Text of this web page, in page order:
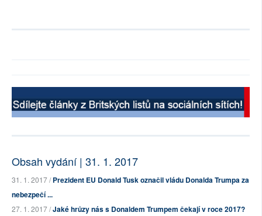
Obsah vydání | 31. 1. 2017
31. 1. 2017 /Prezident EU Donald Tusk označil vládu Donalda Trumpa za
nebezpečí ...
27. 1. 2017 /Jaké hrůzy nás s Donaldem Trumpem čekají v roce 2017?